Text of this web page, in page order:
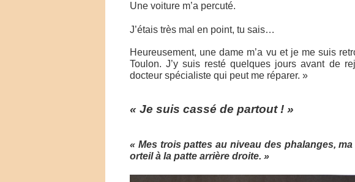
Une voiture m’a percuté.
J’étais très mal en point, tu sais…
Heureusement, une dame m’a vu et je me suis
Toulon. J’y suis resté quelques jours avant de
docteur spécialiste qui peut me réparer. »
« Je suis cassé de partout ! »
« Mes trois pattes au niveau des phalanges,
orteil à la patte arrière droite. »